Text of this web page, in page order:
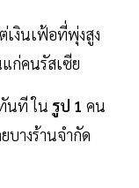
เงินเฟ้อที่พุ่งสูง
ก่คนรัสเซีย
นที ใน รูป 1 คน
บางร้านจำกัด